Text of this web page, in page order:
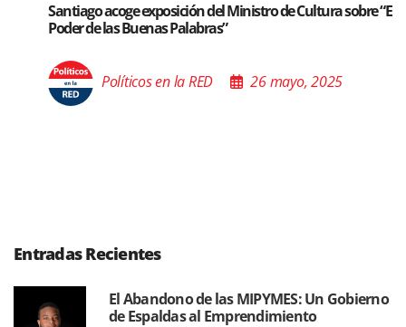
Santiago acoge exposición del Ministro de Cultura sobre “El
Poder de las Buenas Palabras”
Políticos en la RED 26 mayo, 2025
Entradas Recientes
El Abandono de las MIPYMES: Un Gobierno
de Espaldas al Emprendimiento